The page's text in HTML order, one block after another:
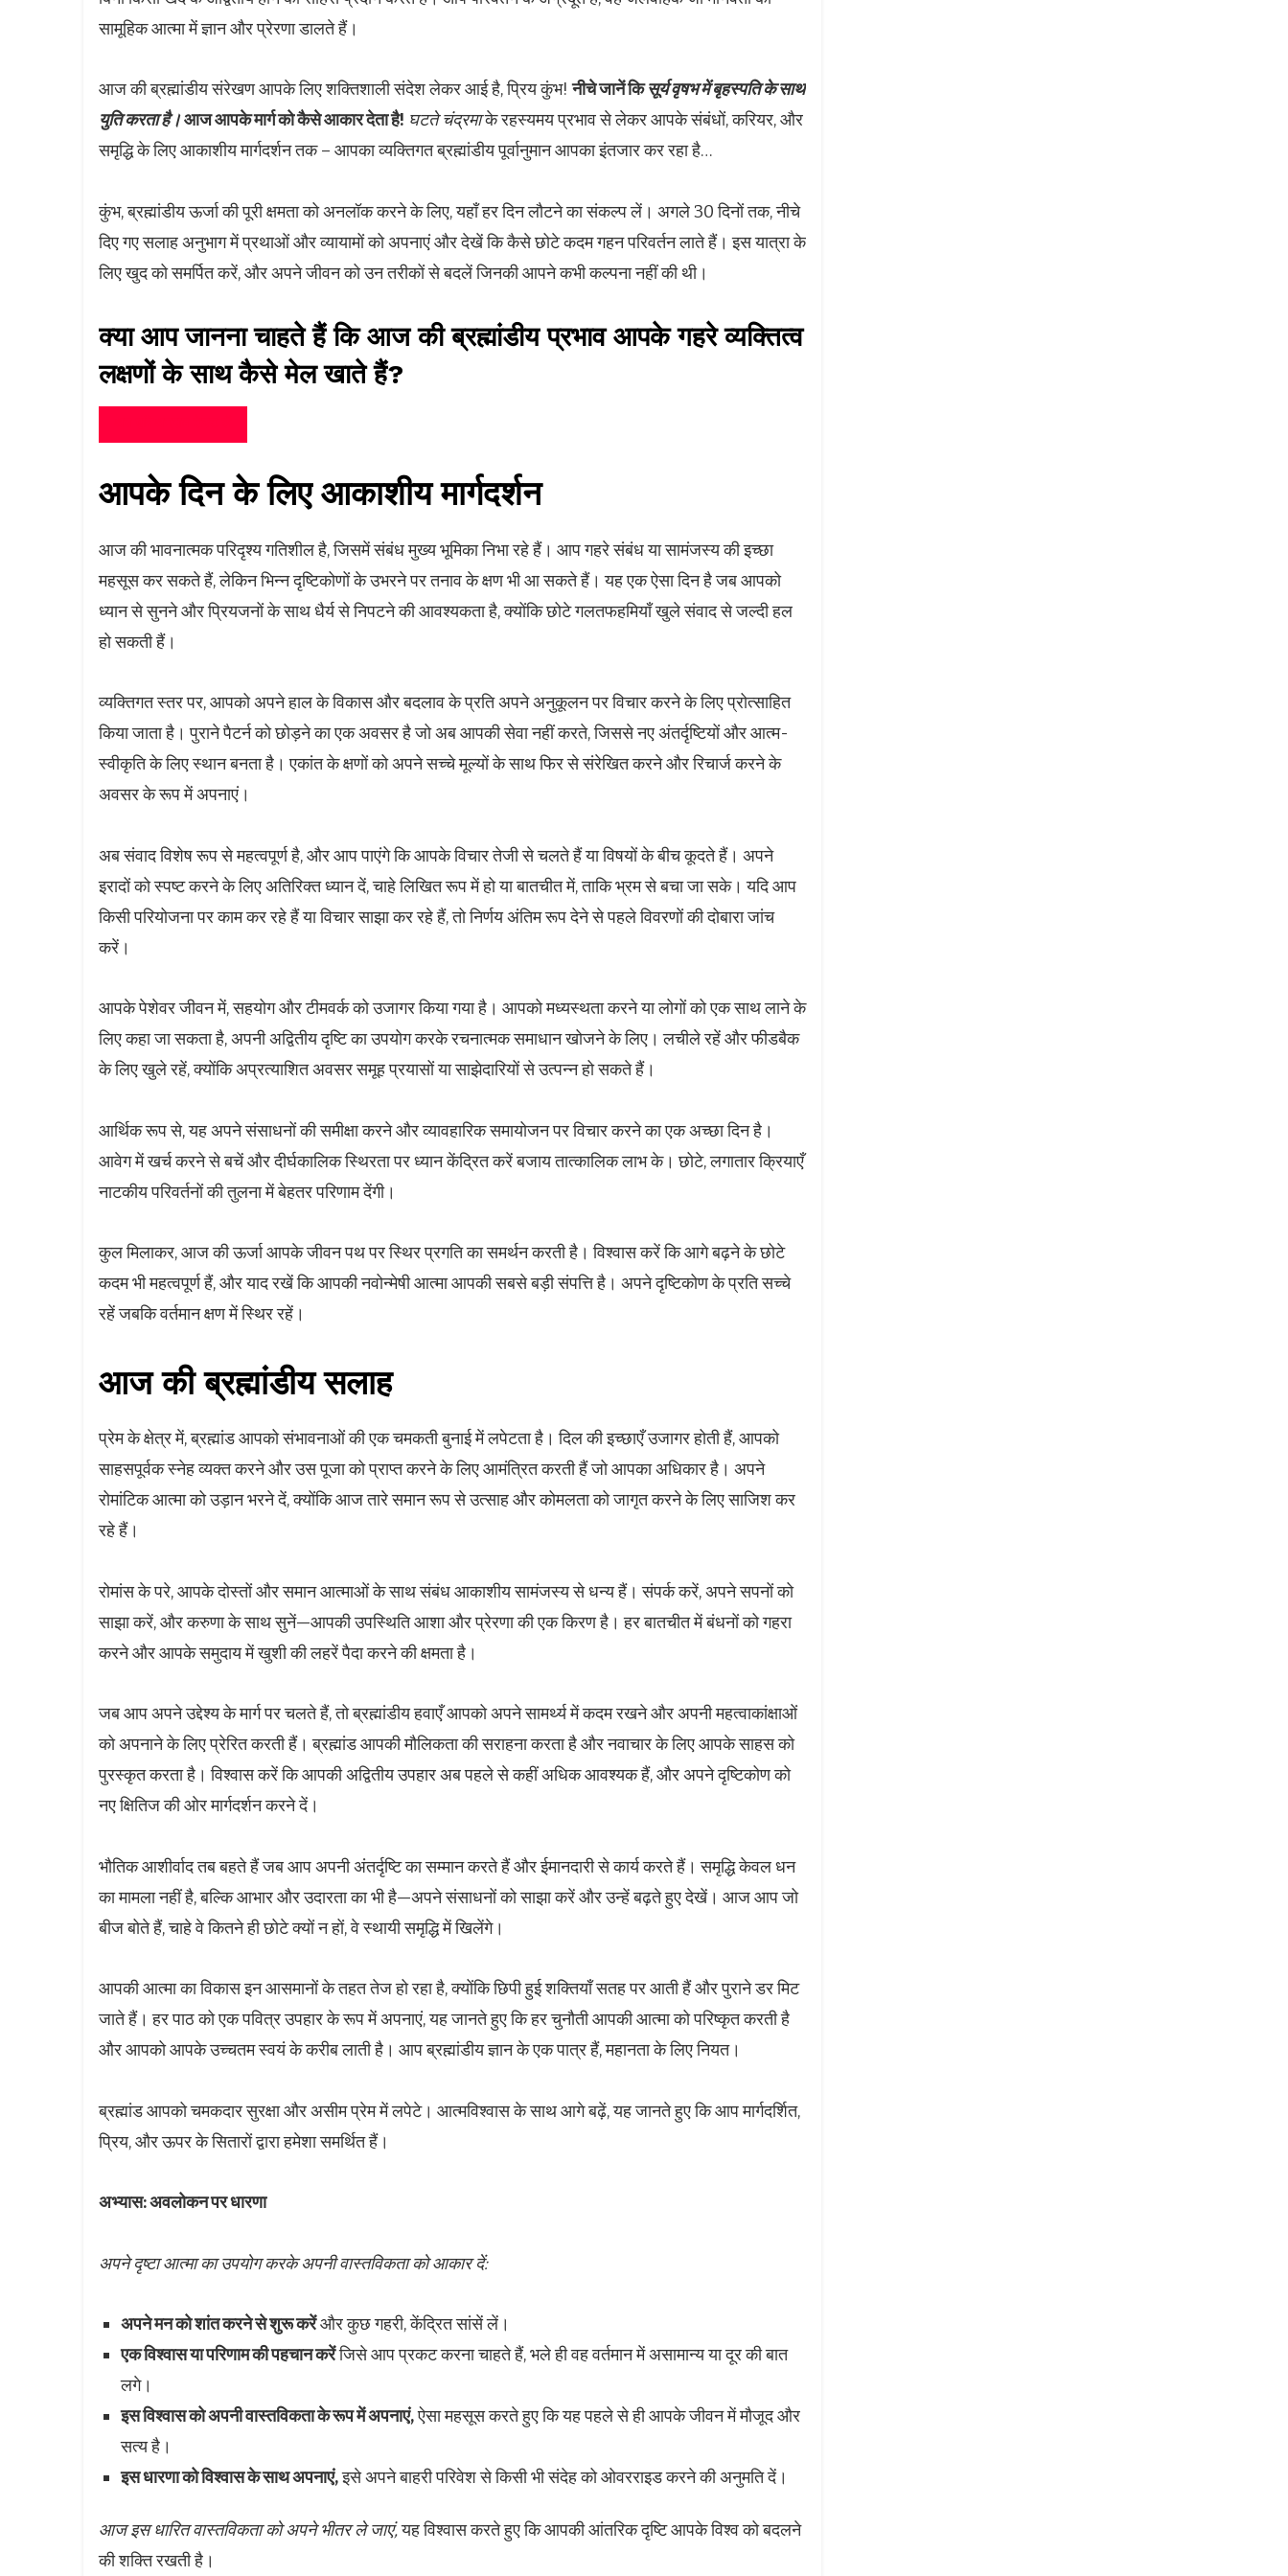
सामूहिक आत्मा में ज्ञान और प्रेरणा डालते हैं।
आज की ब्रह्मांडीय संरेखण आपके लिए शक्तिशाली संदेश लेकर आई है, प्रिय कुंभ!नीचे जानें किसूर्य वृषभ में बृहस्पति के साथ
युति करता है।आज आपके मार्ग को कैसे आकार देता है! घटते चंद्रमाके रहस्यमय प्रभाव से लेकर आपके संबंधों, करियर, और
समृद्धि के लिए आकाशीय मार्गदर्शन तक – आपका व्यक्तिगत ब्रह्मांडीय पूर्वानुमान आपका इंतजार कर रहा है…
कुंभ, ब्रह्मांडीय ऊर्जा की पूरी क्षमता को अनलॉक करने के लिए, यहाँ हर दिन लौटने का संकल्प लें। अगले 30 दिनों तक, नीचे
दिए गए सलाह अनुभाग में प्रथाओं और व्यायामों को अपनाएं और देखें कि कैसे छोटे कदम गहन परिवर्तन लाते हैं। इस यात्रा के
लिए खुद को समर्पित करें, और अपने जीवन को उन तरीकों से बदलें जिनकी आपने कभी कल्पना नहीं की थी।
क्या आप जानना चाहते हैं कि आज की ब्रह्मांडीय प्रभाव आपके गहरे व्यक्तित्व
लक्षणों के साथ कैसे मेल खाते हैं?
आपके दिन के लिए आकाशीय मार्गदर्शन
आज की भावनात्मक परिदृश्य गतिशील है, जिसमें संबंध मुख्य भूमिका निभा रहे हैं। आप गहरे संबंध या सामंजस्य की इच्छा
महसूस कर सकते हैं, लेकिन भिन्न दृष्टिकोणों के उभरने पर तनाव के क्षण भी आ सकते हैं। यह एक ऐसा दिन है जब आपको
ध्यान से सुनने और प्रियजनों के साथ धैर्य से निपटने की आवश्यकता है, क्योंकि छोटे गलतफहमियाँ खुले संवाद से जल्दी हल
हो सकती हैं।
व्यक्तिगत स्तर पर, आपको अपने हाल के विकास और बदलाव के प्रति अपने अनुकूलन पर विचार करने के लिए प्रोत्साहित
किया जाता है। पुराने पैटर्न को छोड़ने का एक अवसर है जो अब आपकी सेवा नहीं करते, जिससे नए अंतर्दृष्टियों और आत्म-
स्वीकृति के लिए स्थान बनता है। एकांत के क्षणों को अपने सच्चे मूल्यों के साथ फिर से संरेखित करने और रिचार्ज करने के
अवसर के रूप में अपनाएं।
अब संवाद विशेष रूप से महत्वपूर्ण है, और आप पाएंगे कि आपके विचार तेजी से चलते हैं या विषयों के बीच कूदते हैं। अपने
इरादों को स्पष्ट करने के लिए अतिरिक्त ध्यान दें, चाहे लिखित रूप में हो या बातचीत में, ताकि भ्रम से बचा जा सके। यदि आप
किसी परियोजना पर काम कर रहे हैं या विचार साझा कर रहे हैं, तो निर्णय अंतिम रूप देने से पहले विवरणों की दोबारा जांच
करें।
आपके पेशेवर जीवन में, सहयोग और टीमवर्क को उजागर किया गया है। आपको मध्यस्थता करने या लोगों को एक साथ लाने के
लिए कहा जा सकता है, अपनी अद्वितीय दृष्टि का उपयोग करके रचनात्मक समाधान खोजने के लिए। लचीले रहें और फीडबैक
के लिए खुले रहें, क्योंकि अप्रत्याशित अवसर समूह प्रयासों या साझेदारियों से उत्पन्न हो सकते हैं।
आर्थिक रूप से, यह अपने संसाधनों की समीक्षा करने और व्यावहारिक समायोजन पर विचार करने का एक अच्छा दिन है।
आवेग में खर्च करने से बचें और दीर्घकालिक स्थिरता पर ध्यान केंद्रित करें बजाय तात्कालिक लाभ के। छोटे, लगातार क्रियाएँ
नाटकीय परिवर्तनों की तुलना में बेहतर परिणाम देंगी।
कुल मिलाकर, आज की ऊर्जा आपके जीवन पथ पर स्थिर प्रगति का समर्थन करती है। विश्वास करें कि आगे बढ़ने के छोटे
कदम भी महत्वपूर्ण हैं, और याद रखें कि आपकी नवोन्मेषी आत्मा आपकी सबसे बड़ी संपत्ति है। अपने दृष्टिकोण के प्रति सच्चे
रहें जबकि वर्तमान क्षण में स्थिर रहें।
आज की ब्रह्मांडीय सलाह
प्रेम के क्षेत्र में, ब्रह्मांड आपको संभावनाओं की एक चमकती बुनाई में लपेटता है। दिल की इच्छाएँ उजागर होती हैं, आपको
साहसपूर्वक स्नेह व्यक्त करने और उस पूजा को प्राप्त करने के लिए आमंत्रित करती हैं जो आपका अधिकार है। अपने
रोमांटिक आत्मा को उड़ान भरने दें, क्योंकि आज तारे समान रूप से उत्साह और कोमलता को जागृत करने के लिए साजिश कर
रहे हैं।
रोमांस के परे, आपके दोस्तों और समान आत्माओं के साथ संबंध आकाशीय सामंजस्य से धन्य हैं। संपर्क करें, अपने सपनों को
साझा करें, और करुणा के साथ सुनें—आपकी उपस्थिति आशा और प्रेरणा की एक किरण है। हर बातचीत में बंधनों को गहरा
करने और आपके समुदाय में खुशी की लहरें पैदा करने की क्षमता है।
जब आप अपने उद्देश्य के मार्ग पर चलते हैं, तो ब्रह्मांडीय हवाएँ आपको अपने सामर्थ्य में कदम रखने और अपनी महत्वाकांक्षाओं
को अपनाने के लिए प्रेरित करती हैं। ब्रह्मांड आपकी मौलिकता की सराहना करता है और नवाचार के लिए आपके साहस को
पुरस्कृत करता है। विश्वास करें कि आपकी अद्वितीय उपहार अब पहले से कहीं अधिक आवश्यक हैं, और अपने दृष्टिकोण को
नए क्षितिज की ओर मार्गदर्शन करने दें।
भौतिक आशीर्वाद तब बहते हैं जब आप अपनी अंतर्दृष्टि का सम्मान करते हैं और ईमानदारी से कार्य करते हैं। समृद्धि केवल धन
का मामला नहीं है, बल्कि आभार और उदारता का भी है—अपने संसाधनों को साझा करें और उन्हें बढ़ते हुए देखें। आज आप जो
बीज बोते हैं, चाहे वे कितने ही छोटे क्यों न हों, वे स्थायी समृद्धि में खिलेंगे।
आपकी आत्मा का विकास इन आसमानों के तहत तेज हो रहा है, क्योंकि छिपी हुई शक्तियाँ सतह पर आती हैं और पुराने डर मिट
जाते हैं। हर पाठ को एक पवित्र उपहार के रूप में अपनाएं, यह जानते हुए कि हर चुनौती आपकी आत्मा को परिष्कृत करती है
और आपको आपके उच्चतम स्वयं के करीब लाती है। आप ब्रह्मांडीय ज्ञान के एक पात्र हैं, महानता के लिए नियत।
ब्रह्मांड आपको चमकदार सुरक्षा और असीम प्रेम में लपेटे। आत्मविश्वास के साथ आगे बढ़ें, यह जानते हुए कि आप मार्गदर्शित,
प्रिय, और ऊपर के सितारों द्वारा हमेशा समर्थित हैं।
अभ्यास: अवलोकन पर धारणा
अपने दृष्टा आत्मा का उपयोग करके अपनी वास्तविकता को आकार दें:
अपने मन को शांत करने से शुरू करेंऔर कुछ गहरी, केंद्रित सांसें लें।
एक विश्वास या परिणाम की पहचान करेंजिसे आप प्रकट करना चाहते हैं, भले ही वह वर्तमान में असामान्य या दूर की बात
लगे।
इस विश्वास को अपनी वास्तविकता के रूप में अपनाएं,ऐसा महसूस करते हुए कि यह पहले से ही आपके जीवन में मौजूद और
सत्य है।
इस धारणा को विश्वास के साथ अपनाएं,इसे अपने बाहरी परिवेश से किसी भी संदेह को ओवरराइड करने की अनुमति दें।
आज इस धारित वास्तविकता को अपने भीतर ले जाएं,यह विश्वास करते हुए कि आपकी आंतरिक दृष्टि आपके विश्व को बदलने
की शक्ति रखती है।